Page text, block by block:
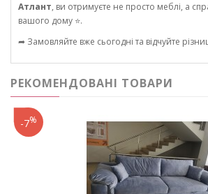
Атлант, ви отримуєте не просто меблі, а
вашого дому ⭐.
➦ Замовляйте вже сьогодні та відчуйте
РЕКОМЕНДОВАНІ ТОВАРИ
-7%